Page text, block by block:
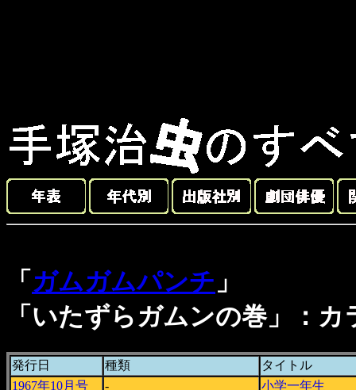
「 ガムガムパンチ 」
「いたずらガムンの巻」：
発行日 種類
タイトル
1967年10月号
-
小学一年生